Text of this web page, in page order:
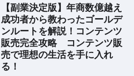
【副業決定版】年商数億越え
成功者から教わったゴールデ
ンルートを解説！コンテンツ
販売完全攻略 コンテンツ販
売で理想の生活を手に入れ
る！